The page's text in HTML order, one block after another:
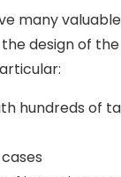
many valuable
design of
hundreds of